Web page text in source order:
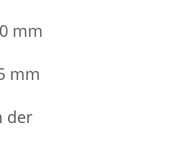
mm
mm
der